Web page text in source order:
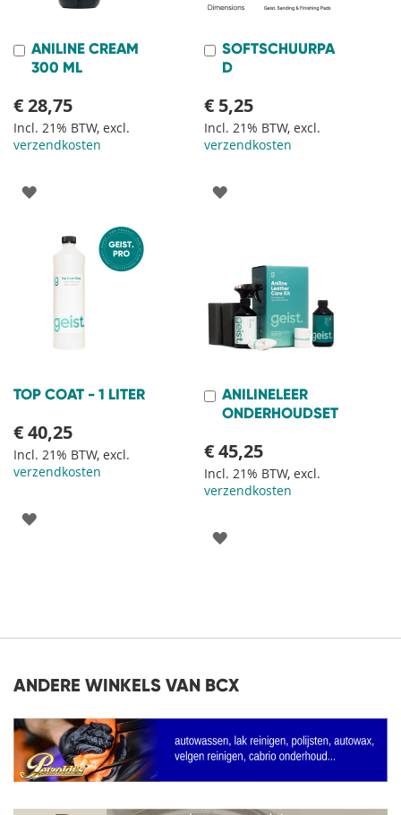
ANILINE CREAM
300 ML
€ 28,75
Incl. 21% BTW, excl.
verzendkosten
In
Winkelwagen
VOEG
AAN
VERLANGLIJST
SOFTSCHUURPA
D
€ 5,25
Incl. 21% BTW, excl.
verzendkosten
In
Winkelwagen
VOEG
VERLANGLIJST
TOP COAT - 1 LITER
€ 40,25
Incl. 21% BTW, excl.
verzendkosten
VOEG
ANILINELEER
ONDERHOUDSET
€ 45,25
Incl. 21% BTW, excl.
verzendkosten
In
Winkelwagen
VOEG
ANDERE WINKELS VAN BCX